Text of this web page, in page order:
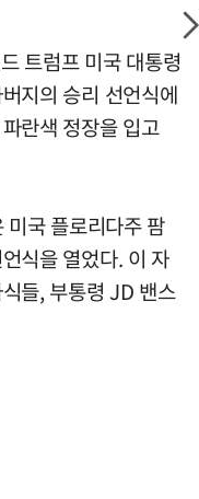
트럼프 미국 대통령
지의 승리 선언식에
란색 정장을 입고
국 플로리다주 팜
식을 열었다. 이 자
들, 부통령 JD 밴스